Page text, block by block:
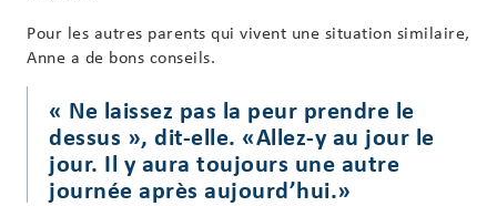
Pour les autres parents qui vivent une situation similaire,
Anne a de bons conseils.
« Ne laissez pas la peur prendre le
dessus », dit-elle. «Allez-y au jour le
jour. Il y aura toujours une autre
journée après aujourd’hui.»